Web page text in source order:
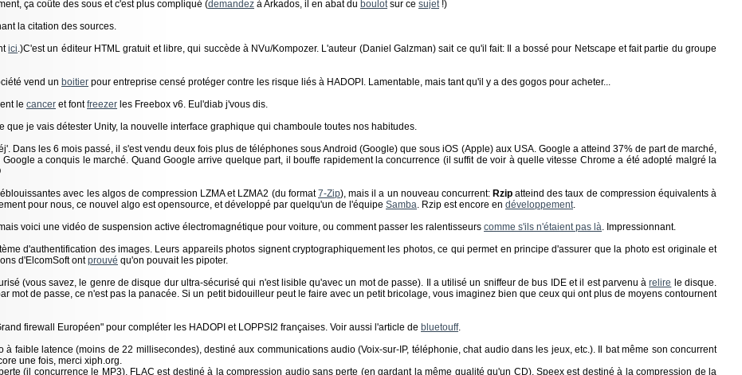
ça coûte des sous et c'est plus compliqué (demandez à Arkados, il en abat du boulotsur ce sujet!)
la citation des sources.
ici.)C'est un éditeur HTML gratuit et libre, qui succède à NVu/Kompozer. L'auteur (Daniel Galzman) sait ce qu'il fait: Il a bossé pour Netscape et fait partie du groupe
vend un boitier pour entreprise censé protéger contre les risque liés à HADOPI. Lamentable, mais tant qu'il y a des gogos pour acheter...
le cancer et fontfreezer les Freebox v6. Eul'diab j'vous dis.
que je vais détester Unity, la nouvelle interface graphique qui chamboule toutes nos habitudes.
Dans les 6 mois passé, il s'est vendu deux fois plus de téléphones sous Android (Google) que sous iOS (Apple) aux USA. Google a atteind 37% de part de marché,
a conquis le marché. Quand Google arrive quelque part, il bouffe rapidement la concurrence (il suffit de voir à quelle vitesse Chrome a été adopté malgré la
avec les algos de compression LZMA et LZMA2 (du format7-Zip), mais il a un nouveau concurrent: Rzipatteind des taux de compression équivalents à
pour nous, ce nouvel algo est opensource, et développé par quelqu'un de l'équipe Samba. Rzip est encore en développement.
voici une vidéo de suspension active électromagnétique pour voiture, ou comment passer les ralentisseurs comme s'ils n'étaient pas là. Impressionnant.
d'authentification des images. Leurs appareils photos signent cryptographiquement les photos, ce qui permet en principe d'assurer que la photo est originale et
d'ElcomSoft ontprouvé qu'on pouvait les pipoter.
(vous savez, le genre de disque dur ultra-sécurisé qui n'est lisible qu'avec un mot de passe). Il a utilisé un sniffeur de bus IDE et il est parvenu àrelire le disque.
mot de passe, ce n'est pas la panacée. Si un petit bidouilleur peut le faire avec un petit bricolage, vous imaginez bien que ceux qui ont plus de moyens contournent
firewall Européen" pour compléter les HADOPI et LOPPSI2 françaises. Voir aussi l'article de bluetouff.
à faible latence (moins de 22 millisecondes), destiné aux communications audio (Voix-sur-IP, téléphonie, chat audio dans les jeux, etc.). Il bat même son concurrent
une fois, merci xiph.org.
(il concurrence le MP3), FLAC est destiné à la compression audio sans perte (en gardant la même qualité qu'un CD), Speex est destiné à la compression de la